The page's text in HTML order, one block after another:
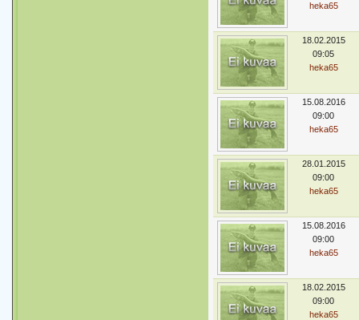
heka65
18.02.2015
09:05
heka65
15.08.2016
09:00
heka65
28.01.2015
09:00
heka65
15.08.2016
09:00
heka65
18.02.2015
09:00
heka65